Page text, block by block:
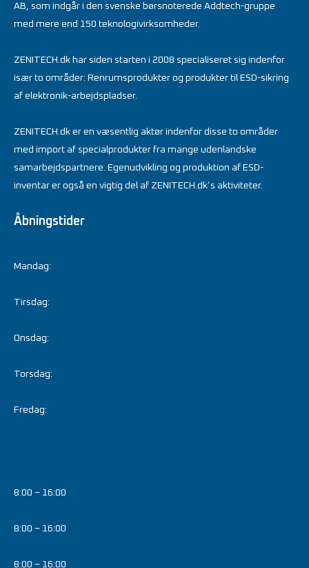
AB, som indgår i den svenske børsnoterede Addtech-gruppe
med mere end 150 teknologivirksomheder.
ZENITECH.dk har siden starten i 2008 specialiseret sig indenfor
især to områder: Renrumsprodukter og produkter til ESD-sikring
af elektronik-arbejdspladser.
ZENITECH.dk er en væsentlig aktør indenfor disse to områder
med import af specialprodukter fra mange udenlandske
samarbejdspartnere. Egenudvikling og produktion af ESD-
inventar er også en vigtig del af ZENITECH.dk’s aktiviteter.
Åbningstider
Mandag:
Tirsdag:
Onsdag:
Torsdag:
Fredag:
8:00 – 16:00
8:00 – 16:00
8:00 – 16:00